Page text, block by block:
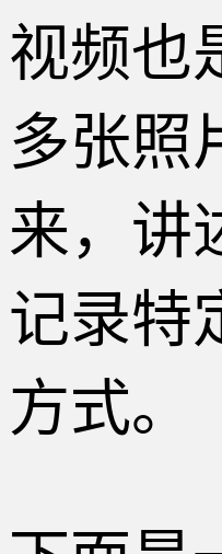
视频也
多张照
来，讲
记录特
方式。